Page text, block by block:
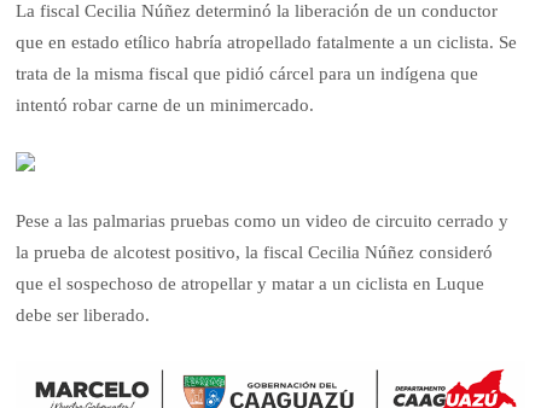
La fiscal Cecilia Núñez determinó la liberación de un conductor
que en estado etílico habría atropellado fatalmente a un ciclista. Se
trata de la misma fiscal que pidió cárcel para un indígena que
intentó robar carne de un minimercado.
Pese a las palmarias pruebas como un video de circuito cerrado y
la prueba de alcotest positivo, la fiscal Cecilia Núñez consideró
que el sospechoso de atropellar y matar a un ciclista en Luque
debe ser liberado.